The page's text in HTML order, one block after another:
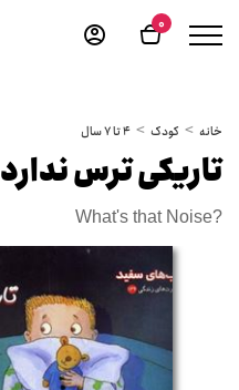
0
خانه کودک 4 تا 7 سال
تاریکی ترس ندارد
What's that Noise?